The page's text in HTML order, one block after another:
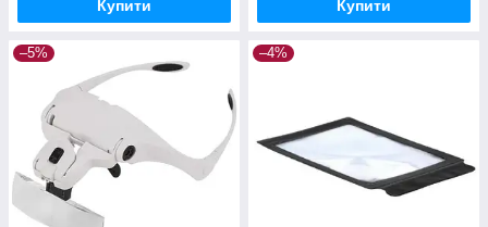
Купити Купити
–5% –4%